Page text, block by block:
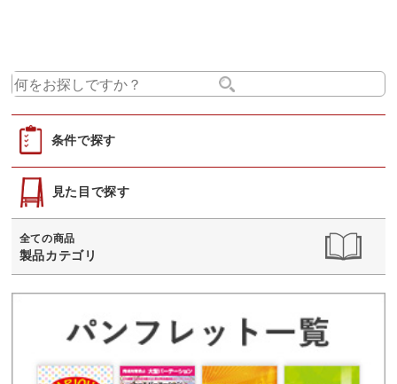
条件で探す
見た目で探す
全ての商品
製品カテゴリ